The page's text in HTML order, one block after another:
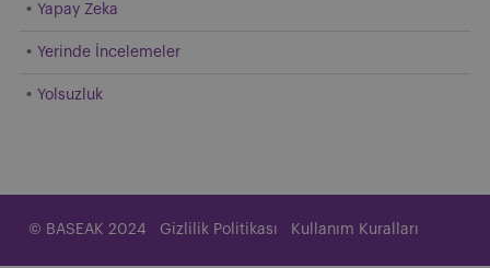
Yapay Zeka
Yerinde İncelemeler
Yolsuzluk
© BASEAK 2024 Gizlilik Politikası Kullanım Kuralları